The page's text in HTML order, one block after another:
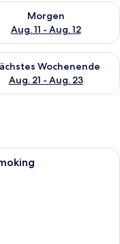
Aug. 10 - Aug.
Morgen
Aug. 11 - Aug. 12
die Verfügbarkeit
Aug. 14
Wochenende
Aug. 21 - Aug. 23
die Verfügbarkeit
mit einem Bett,